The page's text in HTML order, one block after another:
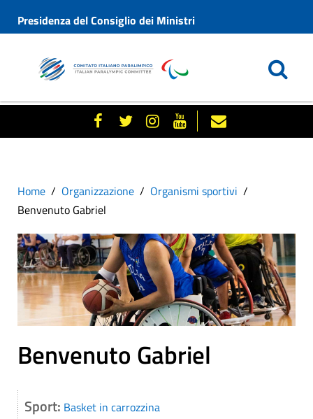
Presidenza del Consiglio dei Ministri
Home Organizzazione
Organismi sportivi
Benvenuto Gabriel
Benvenuto Gabriel
Sport: Basket in carrozzina